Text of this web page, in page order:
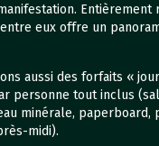
Entièrement
eux offre un
aussi des forfaits «
personne tout inclus
minérale, paperboard,
midi).